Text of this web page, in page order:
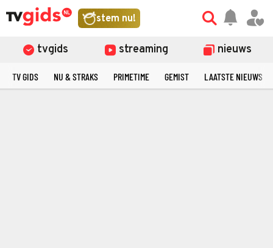
stem nu!
tvgids streaming nieuws
TV GIDS NU & STRAKS PRIMETIME GEMIST LAATSTE NIEUWS